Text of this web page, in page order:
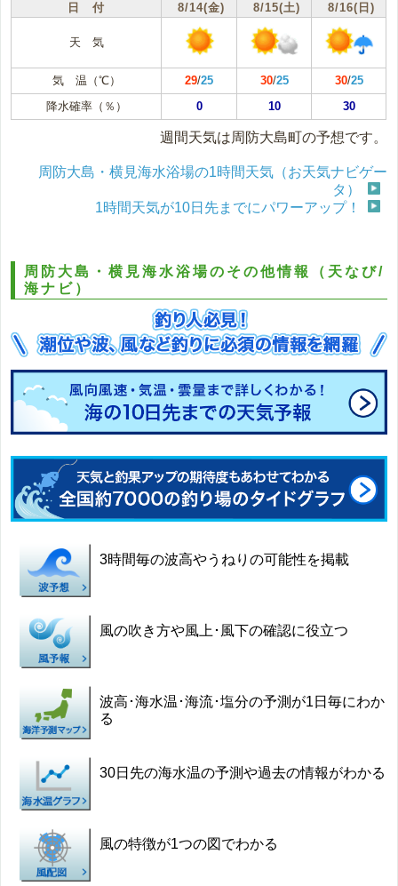
日 付 8/14(金) 8/15(土) 8/16(日)
天 気
気 温（℃） 29/25 30/25 30/25
降水確率（％）
0 10 30
週間天気は周防大島町の予想です。
周防大島・横見海水浴場の1時間天気（お天気ナビゲー
タ）
1時間天気が10日先までにパワーアップ！
周防大島・横見海水浴場のその他情報（天なび/
海ナビ）
3時間毎の波高やうねりの可能性を掲載
風の吹き方や風上･風下の確認に役立つ
波高･海水温･海流･塩分の予測が1日毎にわか
る
30日先の海水温の予測や過去の情報がわかる
風の特徴が1つの図でわかる